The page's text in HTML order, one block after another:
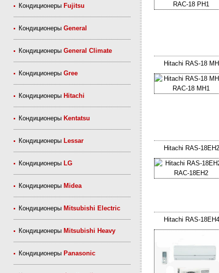
Кондиционеры Fujitsu
КондиционерыGeneral
КондиционерыGeneral Climate
КондиционерыGree
Кондиционеры Hitachi
Кондиционеры Kentatsu
Кондиционеры Lessar
Кондиционеры LG
Кондиционеры Midea
Кондиционеры Mitsubishi Electric
Кондиционеры Mitsubishi Heavy
Кондиционеры Panasonic
Hitachi RAS-18
Hitachi RAS-
Hitachi RAS-